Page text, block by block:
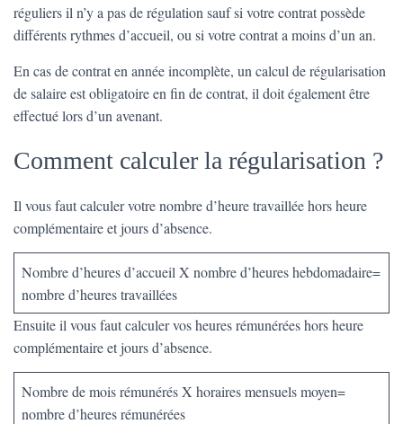
réguliers il n’y a pas de régulation sauf si votre contrat possède
différents rythmes d’accueil, ou si votre contrat a moins d’un an.
En cas de contrat en année incomplète, un calcul de régularisation
de salaire est obligatoire en fin de contrat, il doit également être
effectué lors d’un avenant.
Comment calculer la régularisation ?
Il vous faut calculer votre nombre d’heure travaillée hors heure
complémentaire et jours d’absence.
Nombre d’heures d’accueil X nombre d’heures hebdomadaire=
nombre d’heures travaillées
Ensuite il vous faut calculer vos heures rémunérées hors heure
complémentaire et jours d’absence.
Nombre de mois rémunérés X horaires mensuels moyen=
nombre d’heures rémunérées